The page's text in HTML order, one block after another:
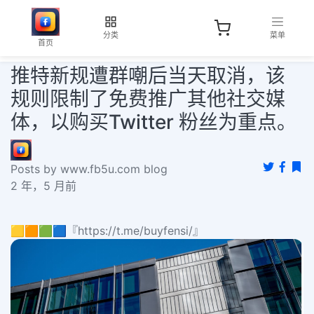
首页
分类 菜单
推特新规遭群嘲后当天取消，该
规则限制了免费推广其他社交媒
体，以购买Twitter 粉丝为重点。
Posts by www.fb5u.com blog
2 年，5 月前
🟨🟧🟩🟦『https://t.me/buyfensi/』